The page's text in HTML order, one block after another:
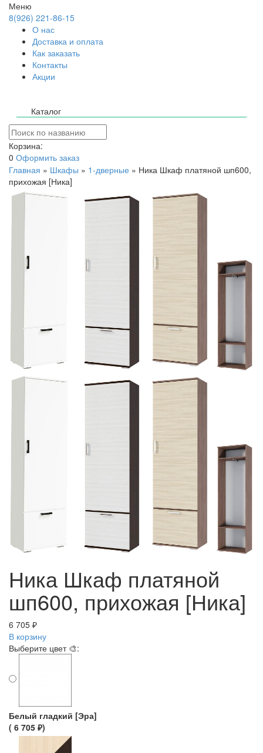
Меню
8(926) 221-86-15
О нас
Доставка и оплата
Как заказать
Контакты
Акции
Каталог
Корзина:
0 Оформить заказ
Главная » Шкафы » 1-дверные » Ника Шкаф платяной шп600,
прихожая [Ника]
Ника Шкаф платяной
шп600, прихожая [Ника]
6 705 ₽
В корзину
Выберите цвет 🎨:
Белый гладкий [Эра]
( 6 705 ₽)